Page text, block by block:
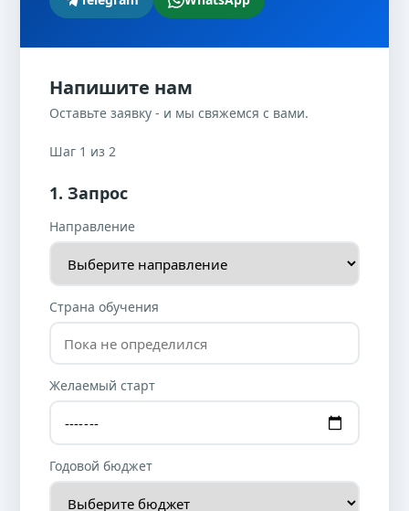
Напишите нам
Оставьте заявку - и мы свяжемся с вами.
Шаг 1 из 2
1. Запрос
Направление
Страна обучения
Желаемый старт
Годовой бюджет